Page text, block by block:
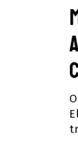
PREMIER
LIGA